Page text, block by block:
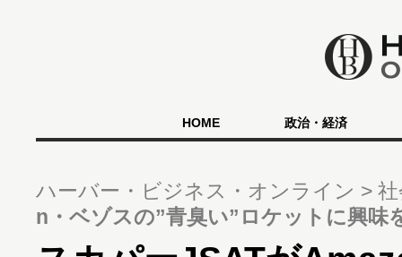
HOME 政治・経済
ハーバー・ビジネス・オンライン
n・ベゾスの”青臭い”ロケットに興味